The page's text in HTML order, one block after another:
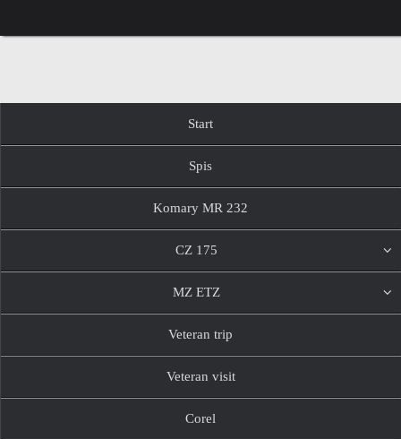
do
treści
Start
Spis
Komary MR 232
CZ 175
MZ ETZ
Veteran trip
Veteran visit
Corel